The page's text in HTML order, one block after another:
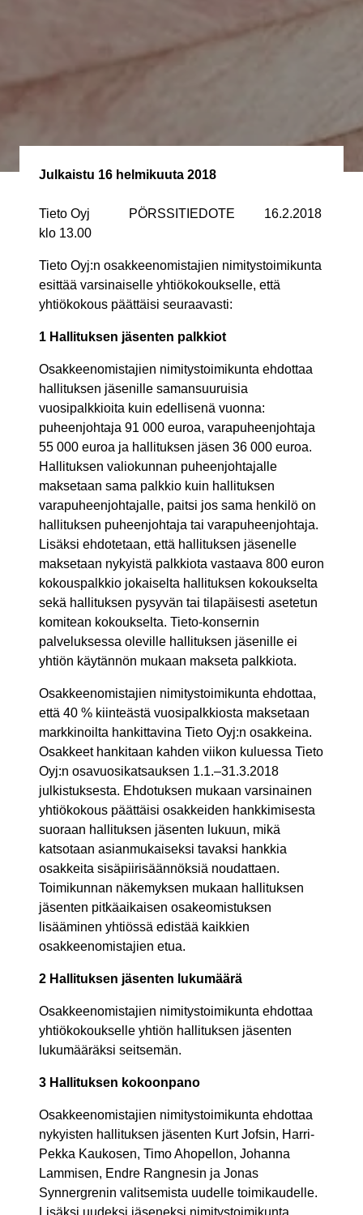
Julkaistu 16 helmikuuta 2018
Tieto Oyj PÖRSSITIEDOTE 16.2.2018
klo 13.00
Tieto Oyj:n osakkeenomistajien nimitystoimikunta
esittää varsinaiselle yhtiökokoukselle, että
yhtiökokous päättäisi seuraavasti:
1 Hallituksen jäsenten palkkiot
Osakkeenomistajien nimitystoimikunta ehdottaa
hallituksen jäsenille samansuuruisia
vuosipalkkioita kuin edellisenä vuonna:
puheenjohtaja 91 000 euroa, varapuheenjohtaja
55 000 euroa ja hallituksen jäsen 36 000 euroa.
Hallituksen valiokunnan puheenjohtajalle
maksetaan sama palkkio kuin hallituksen
varapuheenjohtajalle, paitsi jos sama henkilö on
hallituksen puheenjohtaja tai varapuheenjohtaja.
Lisäksi ehdotetaan, että hallituksen jäsenelle
maksetaan nykyistä palkkiota vastaava 800 euron
kokouspalkkio jokaiselta hallituksen kokoukselta
sekä hallituksen pysyvän tai tilapäisesti asetetun
komitean kokoukselta. Tieto-konsernin
palveluksessa oleville hallituksen jäsenille ei
yhtiön käytännön mukaan makseta palkkiota.
Osakkeenomistajien nimitystoimikunta ehdottaa,
että 40 % kiinteästä vuosipalkkiosta maksetaan
markkinoilta hankittavina Tieto Oyj:n osakkeina.
Osakkeet hankitaan kahden viikon kuluessa Tieto
Oyj:n osavuosikatsauksen 1.1.–31.3.2018
julkistuksesta. Ehdotuksen mukaan varsinainen
yhtiökokous päättäisi osakkeiden hankkimisesta
suoraan hallituksen jäsenten lukuun, mikä
katsotaan asianmukaiseksi tavaksi hankkia
osakkeita sisäpiirisäännöksiä noudattaen.
Toimikunnan näkemyksen mukaan hallituksen
jäsenten pitkäaikaisen osakeomistuksen
lisääminen yhtiössä edistää kaikkien
osakkeenomistajien etua.
2 Hallituksen jäsenten lukumäärä
Osakkeenomistajien nimitystoimikunta ehdottaa
yhtiökokoukselle yhtiön hallituksen jäsenten
lukumääräksi seitsemän.
3 Hallituksen kokoonpano
Osakkeenomistajien nimitystoimikunta ehdottaa
nykyisten hallituksen jäsenten Kurt Jofsin, Harri-
Pekka Kaukosen, Timo Ahopellon, Johanna
Lammisen, Endre Rangnesin ja Jonas
Synnergrenin valitsemista uudelle toimikaudelle.
Lisäksi uudeksi jäseneksi nimitystoimikunta